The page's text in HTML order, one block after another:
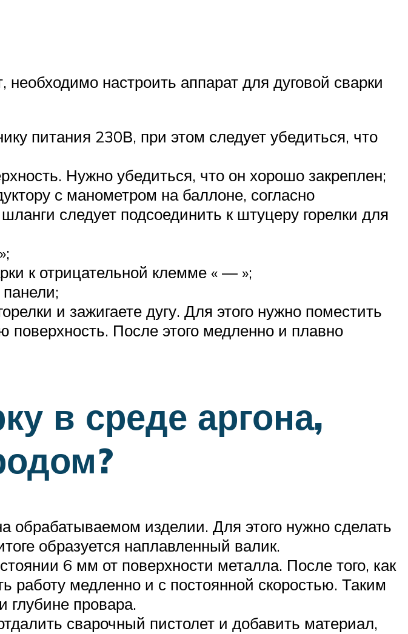
настроить аппарат для дуговой сварки
питания 230В, при этом следует убедиться, что
Нужно убедиться, что он хорошо закреплен;
с манометром на баллоне, согласно
следует подсоединить к штуцеру горелки для
к отрицательной клемме « — »;
и зажигаете дугу. Для этого нужно поместить
После этого медленно и плавно
в среде аргона,
обрабатываемом изделии. Для этого нужно сделать
образуется наплавленный валик.
6 мм от поверхности металла. После того, как
работу медленно и с постоянной скоростью. Таким
провара.
сварочный пистолет и добавить материал,